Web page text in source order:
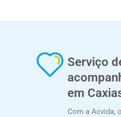
Serviço
em
Com a Acvida,